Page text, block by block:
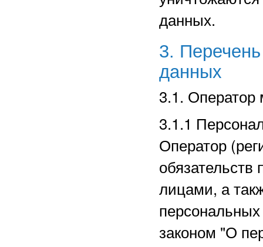
данных.
3.
данных
3.1. Оператор
3.1.1
Оператор
лицами, а
законом "О